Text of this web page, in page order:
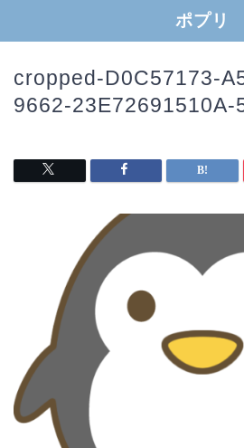
ポプリ
cropped-D0C57173-
9662-23E72691510A-